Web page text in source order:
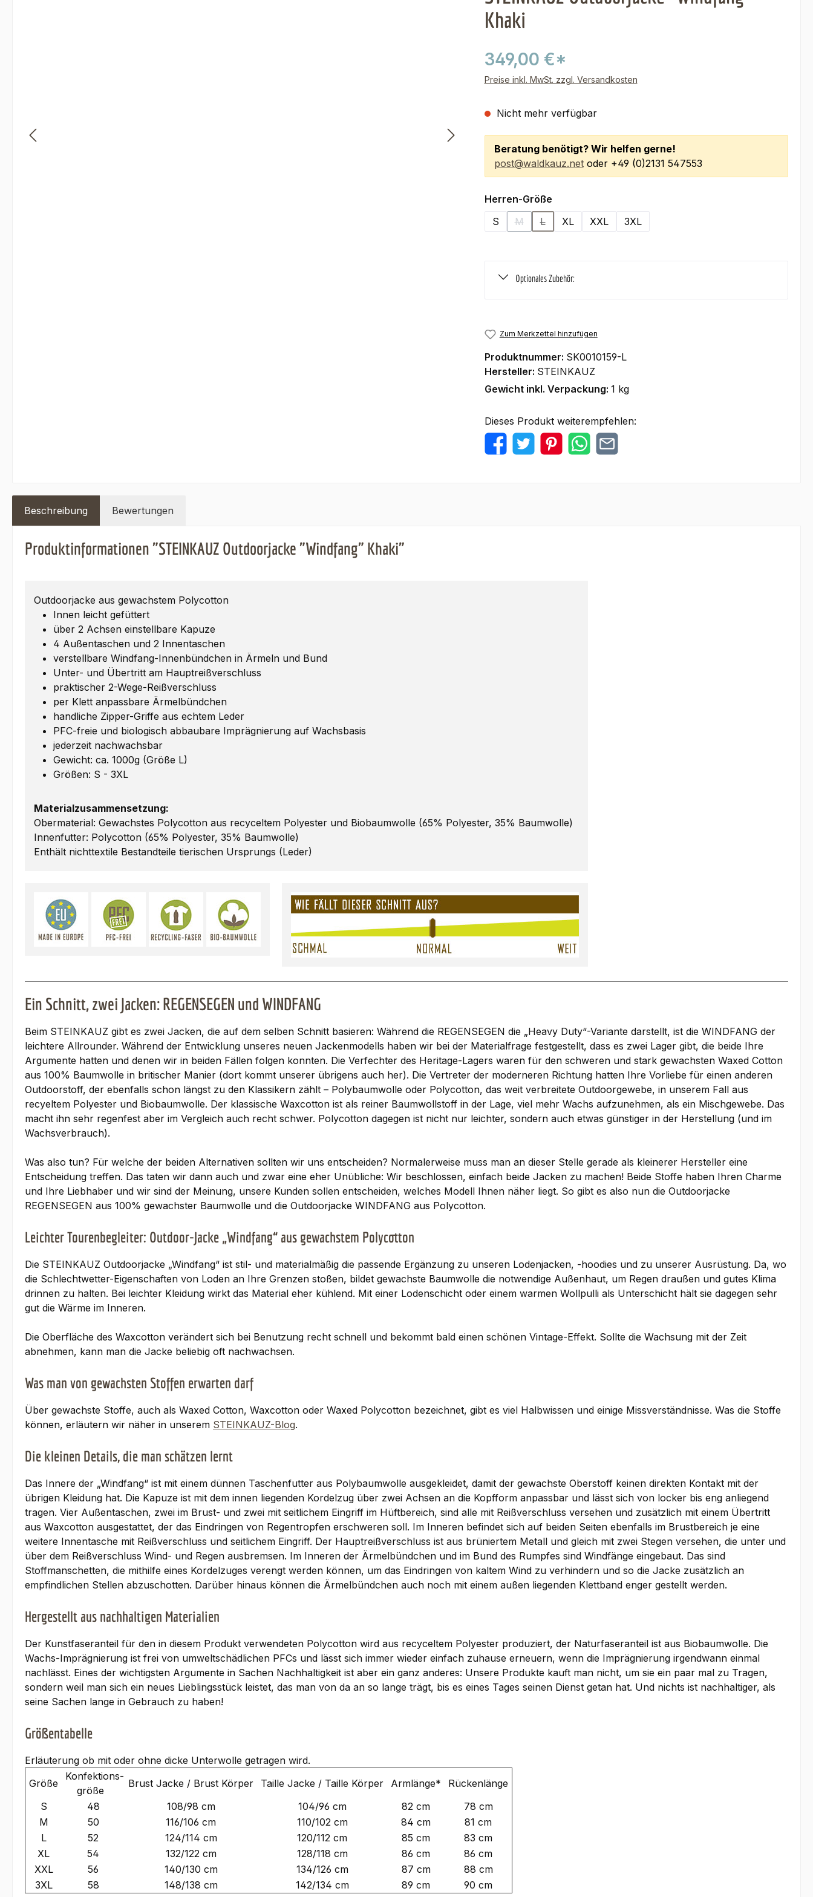
Khaki
349,00 €*
Preise inkl. MwSt. zzgl. Versandkosten
Nicht mehr verfügbar
Beratung benötigt? Wir helfen gerne!
post@waldkauz.netoder +49 (0)2131 547553
Herren-Größeauswählen
S
M
(Diese Option ist zurzeit nicht verfügbar.)
L
(Diese Option ist zurzeit nicht verfügbar.)
XL XXL 3XL
Optionales Zubehör:
Zum Merkzettel hinzufügen
Produktnummer: SK0010159-L
Hersteller: STEINKAUZ
Gewicht inkl. Verpackung: 1 kg
Dieses Produkt weiterempfehlen:
Beschreibung Bewertungen
Produktinformationen "STEINKAUZ Outdoorjacke "Windfang" Khaki"
Outdoorjacke aus gewachstem Polycotton
Innen leicht gefüttert
über 2 Achsen einstellbare Kapuze
4 Außentaschen und 2 Innentaschen
verstellbare Windfang-Innenbündchen in Ärmeln und Bund
Unter- und Übertritt am Hauptreißverschluss
praktischer 2-Wege-Reißverschluss
per Klett anpassbare Ärmelbündchen
handliche Zipper-Griffe aus echtem Leder
PFC-freie und biologisch abbaubare Imprägnierung auf Wachsbasis
jederzeit nachwachsbar
Gewicht: ca. 1000g (Größe L)
Größen: S - 3XL
Materialzusammensetzung:
Obermaterial: Gewachstes Polycotton aus recyceltem Polyester und Biobaumwolle (65% Polyester, 35% Baumwolle)
Innenfutter: Polycotton (65% Polyester, 35% Baumwolle)
Enthält nichttextile Bestandteile tierischen Ursprungs (Leder)
Ein Schnitt, zwei Jacken: REGENSEGEN und WINDFANG
Beim STEINKAUZ gibt es zwei Jacken, die auf dem selben Schnitt basieren: Während die REGENSEGEN die „Heavy Duty“-Variante darstellt, ist die WINDFANG der
leichtere Allrounder. Während der Entwicklung unseres neuen Jackenmodells haben wir bei der Materialfrage festgestellt, dass es zwei Lager gibt, die beide Ihre
Argumente hatten und denen wir in beiden Fällen folgen konnten. Die Verfechter des Heritage-Lagers waren für den schweren und stark gewachsten Waxed Cotton
aus 100% Baumwolle in britischer Manier (dort kommt unserer übrigens auch her). Die Vertreter der moderneren Richtung hatten Ihre Vorliebe für einen anderen
Outdoorstoff, der ebenfalls schon längst zu den Klassikern zählt – Polybaumwolle oder Polycotton, das weit verbreitete Outdoorgewebe, in unserem Fall aus
recyeltem Polyester und Biobaumwolle. Der klassische Waxcotton ist als reiner Baumwollstoff in der Lage, viel mehr Wachs aufzunehmen, als ein Mischgewebe. Das
macht ihn sehr regenfest aber im Vergleich auch recht schwer. Polycotton dagegen ist nicht nur leichter, sondern auch etwas günstiger in der Herstellung (und im
Wachsverbrauch).
Was also tun? Für welche der beiden Alternativen sollten wir uns entscheiden? Normalerweise muss man an dieser Stelle gerade als kleinerer Hersteller eine
Entscheidung treffen. Das taten wir dann auch und zwar eine eher Unübliche: Wir beschlossen, einfach beide Jacken zu machen! Beide Stoffe haben Ihren Charme
und Ihre Liebhaber und wir sind der Meinung, unsere Kunden sollen entscheiden, welches Modell Ihnen näher liegt. So gibt es also nun die Outdoorjacke
REGENSEGEN aus 100% gewachster Baumwolle und die Outdoorjacke WINDFANG aus Polycotton.
Leichter Tourenbegleiter: Outdoor-Jacke „Windfang“ aus gewachstem Polycotton
Die STEINKAUZ Outdoorjacke „Windfang“ ist stil- und materialmäßig die passende Ergänzung zu unseren Lodenjacken, -hoodies und zu unserer Ausrüstung. Da, wo
die Schlechtwetter-Eigenschaften von Loden an Ihre Grenzen stoßen, bildet gewachste Baumwolle die notwendige Außenhaut, um Regen draußen und gutes Klima
drinnen zu halten. Bei leichter Kleidung wirkt das Material eher kühlend. Mit einer Lodenschicht oder einem warmen Wollpulli als Unterschicht hält sie dagegen sehr
gut die Wärme im Inneren.
Die Oberfläche des Waxcotton verändert sich bei Benutzung recht schnell und bekommt bald einen schönen Vintage-Effekt. Sollte die Wachsung mit der Zeit
abnehmen, kann man die Jacke beliebig oft nachwachsen.
Was man von gewachsten Stoffen erwarten darf
Über gewachste Stoffe, auch als Waxed Cotton, Waxcotton oder Waxed Polycotton bezeichnet, gibt es viel Halbwissen und einige Missverständnisse. Was die Stoffe
können, erläutern wir näher in unserem STEINKAUZ-Blog.
Die kleinen Details, die man schätzen lernt
Das Innere der „Windfang“ ist mit einem dünnen Taschenfutter aus Polybaumwolle ausgekleidet, damit der gewachste Oberstoff keinen direkten Kontakt mit der
übrigen Kleidung hat. Die Kapuze ist mit dem innen liegenden Kordelzug über zwei Achsen an die Kopfform anpassbar und lässt sich von locker bis eng anliegend
tragen. Vier Außentaschen, zwei im Brust- und zwei mit seitlichem Eingriff im Hüftbereich, sind alle mit Reißverschluss versehen und zusätzlich mit einem Übertritt
aus Waxcotton ausgestattet, der das Eindringen von Regentropfen erschweren soll. Im Inneren befindet sich auf beiden Seiten ebenfalls im Brustbereich je eine
weitere Innentasche mit Reißverschluss und seitlichem Eingriff. Der Hauptreißverschluss ist aus brüniertem Metall und gleich mit zwei Stegen versehen, die unter und
über dem Reißverschluss Wind- und Regen ausbremsen. Im Inneren der Ärmelbündchen und im Bund des Rumpfes sind Windfänge eingebaut. Das sind
Stoffmanschetten, die mithilfe eines Kordelzuges verengt werden können, um das Eindringen von kaltem Wind zu verhindern und so die Jacke zusätzlich an
empfindlichen Stellen abzuschotten. Darüber hinaus können die Ärmelbündchen auch noch mit einem außen liegenden Klettband enger gestellt werden.
Hergestellt aus nachhaltigen Materialien
Der Kunstfaseranteil für den in diesem Produkt verwendeten Polycotton wird aus recyceltem Polyester produziert, der Naturfaseranteil ist aus Biobaumwolle. Die
Wachs-Imprägnierung ist frei von umweltschädlichen PFCs und lässt sich immer wieder einfach zuhause erneuern, wenn die Imprägnierung irgendwann einmal
nachlässt. Eines der wichtigsten Argumente in Sachen Nachhaltigkeit ist aber ein ganz anderes: Unsere Produkte kauft man nicht, um sie ein paar mal zu Tragen,
sondern weil man sich ein neues Lieblingsstück leistet, das man von da an so lange trägt, bis es eines Tages seinen Dienst getan hat. Und nichts ist nachhaltiger, als
seine Sachen lange in Gebrauch zu haben!
Größentabelle
Erläuterung ob mit oder ohne dicke Unterwolle getragen wird.
Größe
Konfektions-
größe
Brust Jacke / Brust Körper Taille Jacke / Taille Körper Armlänge*
Rückenlänge
S
48 108/98 cm 104/96 cm 82 cm
78 cm
M
50 116/106 cm 110/102 cm 84 cm
81 cm
L
52 124/114 cm 120/112 cm 85 cm
83 cm
XL
54 132/122 cm 128/118 cm 86 cm
86 cm
XXL
56 140/130 cm 134/126 cm 87 cm
88 cm
3XL
58 148/138 cm 142/134 cm 89 cm 90 cm